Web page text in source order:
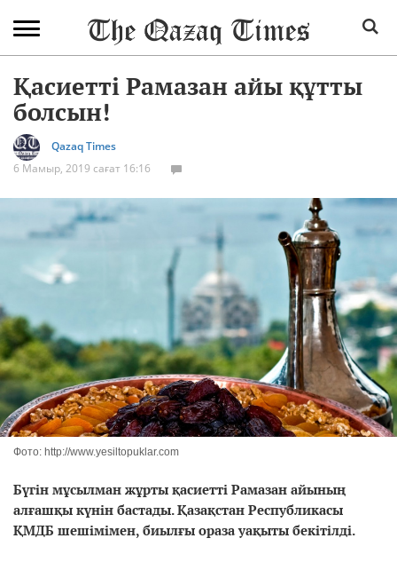
Қасиетті Рамазан айы құтты
болсын!
Qazaq Times
6 Мамыр, 2019 сағат 16:16
Фото: http://www.yesiltopuklar.com
Бүгін мұсылман жұрты қасиетті Рамазан айының
алғашқы күнін бастады. Қазақстан Республикасы
ҚМДБ шешімімен, биылғы ораза уақыты бекітілді.